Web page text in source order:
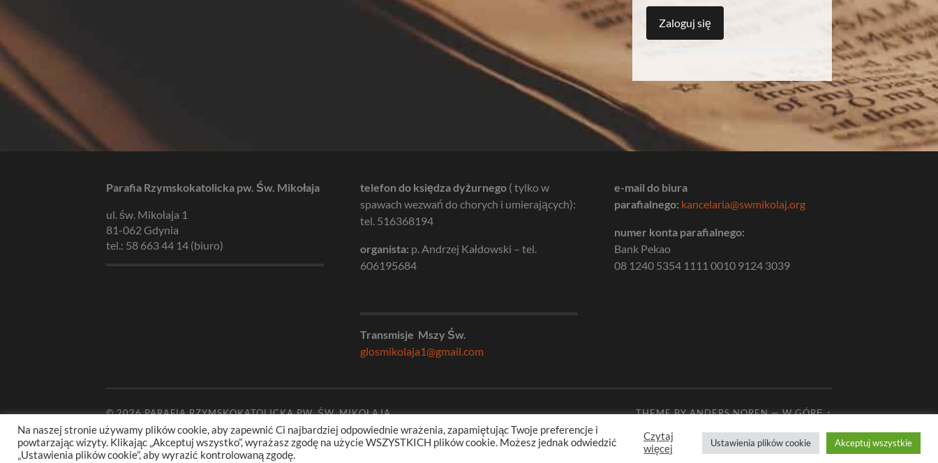
Parafia Rzymskokatolicka pw. Św. Mikołaja
ul. św. Mikołaja 1
81-062 Gdynia
tel.: 58 663 44 14 (biuro)
telefon do księdza dyżurnego ( tylko w
spawach wezwań do chorych i umierających):
tel. 516368194
organista: p. Andrzej Kałdowski – tel.
606195684
Transmisje Mszy Św.
glosmikolaja1@gmail.com
e-mail do biura
parafialnego: kancelaria@swmikolaj.org
numer konta parafialnego:
Bank Pekao
08 1240 5354 1111 0010 9124 3039
© 2026PARAFIA RZYMSKOKATOLICKA PW. ŚW. MIKOŁAJA THEME BYANDERS NOREN—W GÓRĘ ↑
Na naszej stronie używamy plików cookie, aby zapewnić Ci najbardziej odpowiednie wrażenia, zapamiętując Twoje preferencje i
powtarzając wizyty. Klikając „Akceptuj wszystko”, wyrażasz zgodę na użycie WSZYSTKICH plików cookie. Możesz jednak odwiedzić
„Ustawienia plików cookie”, aby wyrazić kontrolowaną zgodę.
Czytaj
więcej
Ustawienia plików cookie Akceptuj wszystkie